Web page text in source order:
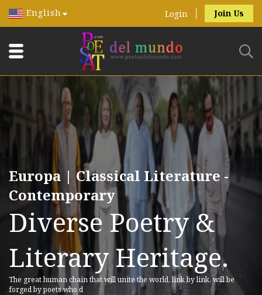
English Login Join Us
Europa | Classical Literature -
Contemporary
Diverse Poetry &
Literary Heritage.
The great human chain that will unite the world, link by link, will be
forged by poets who d